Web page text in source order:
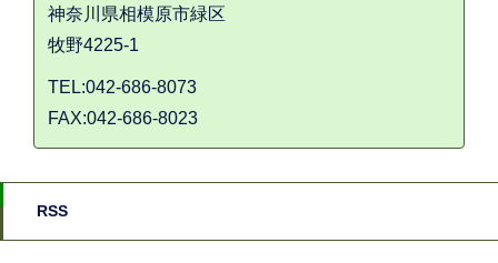
神奈川県相模原市緑区
牧野4225-1
TEL:042-686-8073
FAX:042-686-8023
RSS